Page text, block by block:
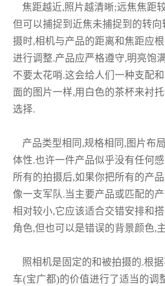
焦距越近,照片越清晰;远焦焦距
但可以捕捉到近焦未捕捉到的转向
摄时,相机与产品的距离和焦距应
进行调整.产品应严格遵守,明亮饱
不要太花哨.这会给人们一种支配
面的图片一样,用白色的茶杯来衬
选择.
产品类型相同,规格相同,图片布
体性.也许一件产品似乎没有任何
所有的拍摄后,如果你把所有的产
像一支军队.当主要产品或匹配的
相对较小,它应该适合交错安排和
角色,但也可以是错误的背景颜色,
照相机是固定的和被拍摄的.根
车(宝广都)的价值进行了适当的调